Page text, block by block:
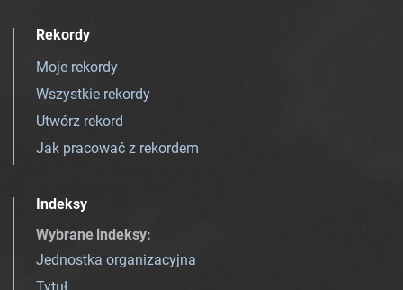
Rekordy
Moje rekordy
Wszystkie rekordy
Utwórz rekord
Jak pracować z rekordem
Indeksy
Wybrane indeksy:
Jednostka organizacyjna
Tytuł